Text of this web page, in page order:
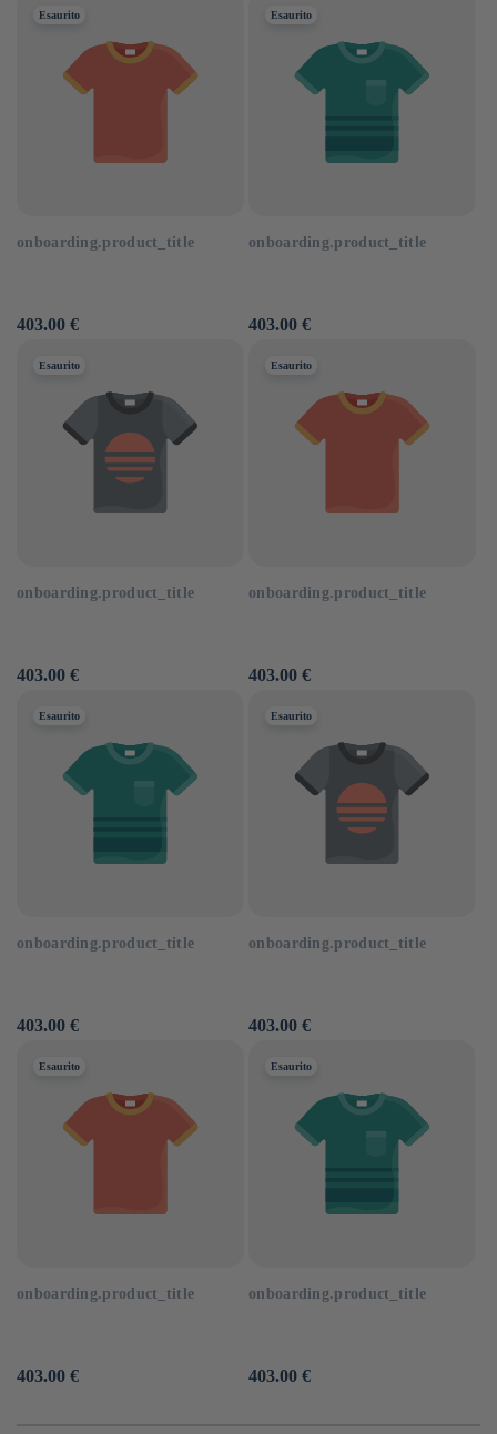
onboarding.product_title
Prezzo
listino
403.00 €
Esaurito
onboarding.product_title
Prezzo
listino
403.00 €
Esaurito
onboarding.product_title
Prezzo
listino
403.00 €
Esaurito
onboarding.product_title
Prezzo
listino
403.00 €
Esaurito
onboarding.product_title
Prezzo
listino
403.00 €
Esaurito
onboarding.product_title
Prezzo
listino
403.00 €
Esaurito
onboarding.product_title
Prezzo
403.00 €
Esaurito
onboarding.product_title
Prezzo
403.00 €
Esaurito